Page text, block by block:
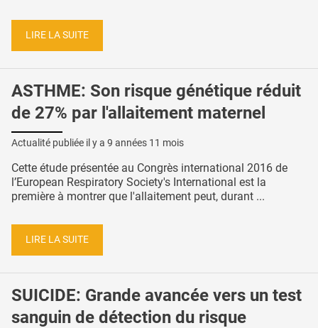
LIRE LA SUITE
ASTHME: Son risque génétique réduit
de 27% par l'allaitement maternel
Actualité publiée il y a 9 années 11 mois
Cette étude présentée au Congrès international 2016 de
l’European Respiratory Society's International est la
première à montrer que l'allaitement peut, durant ...
LIRE LA SUITE
SUICIDE: Grande avancée vers un test
sanguin de détection du risque